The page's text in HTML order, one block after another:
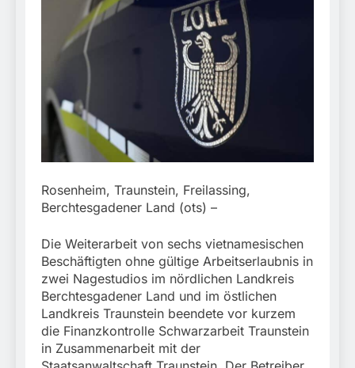
Fahrzeug
festgenommen als die
Reise nach Ungarn
beendet / Bundespolizei
nimmt einen gesuchten
Ungarn mit
Auslieferungshaftbefehl
6. August 2026
Rosenheim, Traunstein, Freilassing,
Berchtesgadener Land (ots) –
Die Weiterarbeit von sechs vietnamesischen
Beschäftigten ohne gültige Arbeitserlaubnis in
zwei Nagestudios im nördlichen Landkreis
Berchtesgadener Land und im östlichen
Landkreis Traunstein beendete vor kurzem
die Finanzkontrolle Schwarzarbeit Traunstein
in Zusammenarbeit mit der